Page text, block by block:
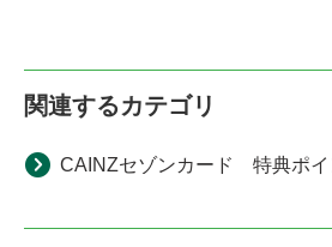
関連するカテゴリ
CAINZセゾンカード 特典ポイ